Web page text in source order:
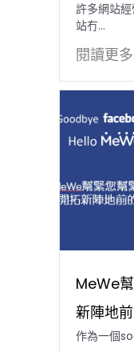
許多網站
站冇…
閱讀更多
MeWe
新陣地
作為一個